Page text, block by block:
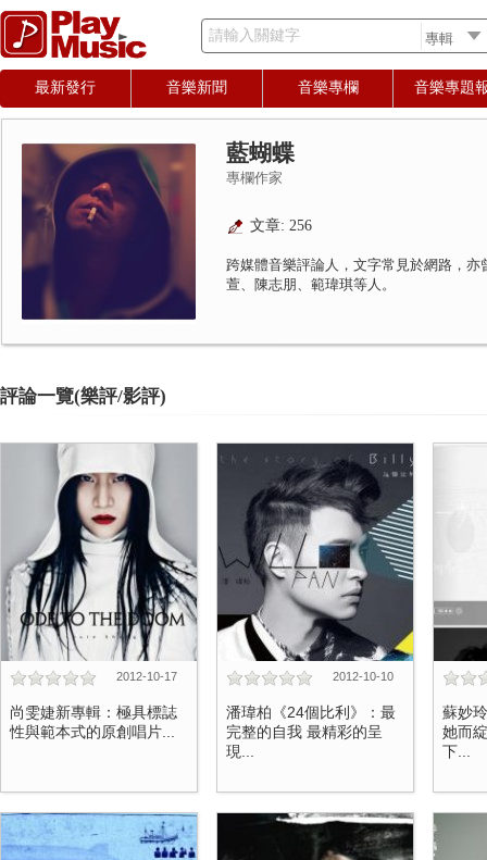
請輸入關鍵字
最新發行 音樂新聞 音樂專欄 音樂專題
藍蝴蝶
專欄作家
文章: 256
跨媒體音樂評論人，文字常見於網路，
萱、陳志朋、範瑋琪等人。
評論一覽(樂評/影評)
2012-10-17
尚雯婕新專輯：極具標誌
性與範本式的原創唱片...
2012-10-10
潘瑋柏《24個比利》：最
完整的自我 最精彩的呈
現...
蘇妙
她而
下...